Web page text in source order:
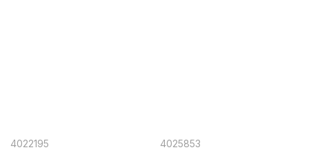
4022195
4025853